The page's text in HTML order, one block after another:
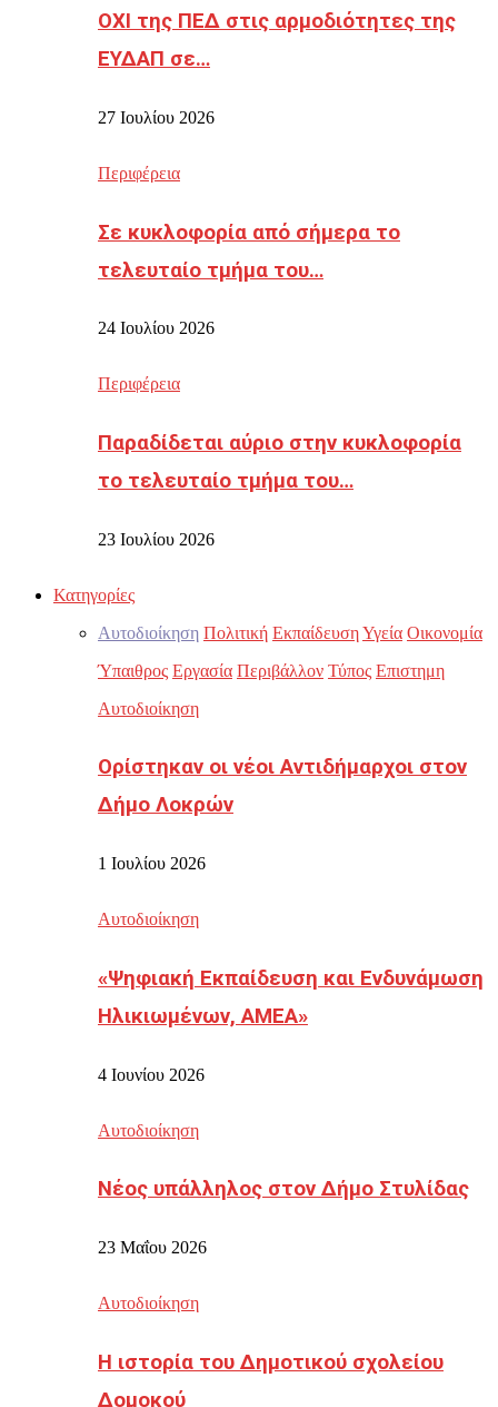
ΟΧΙ της ΠΕΔ στις αρμοδιότητες της
ΕΥΔΑΠ σε…
27 Ιουλίου 2026
Περιφέρεια
Σε κυκλοφορία από σήμερα το
τελευταίο τμήμα του…
24 Ιουλίου 2026
Περιφέρεια
Παραδίδεται αύριο στην κυκλοφορία
το τελευταίο τμήμα του…
23 Ιουλίου 2026
Κατηγορίες
Αυτοδιοίκηση Πολιτική ΕκπαίδευσηΥγεία Οικονομία
Ύπαιθρος Εργασία Περιβάλλον Τύπος Επιστημη
Αυτοδιοίκηση
Ορίστηκαν οι νέοι Αντιδήμαρχοι στον
Δήμο Λοκρών
1 Ιουλίου 2026
Αυτοδιοίκηση
«Ψηφιακή Εκπαίδευση και Ενδυνάμωση
Ηλικιωμένων, ΑΜΕΑ»
4 Ιουνίου 2026
Αυτοδιοίκηση
Νέος υπάλληλος στον Δήμο Στυλίδας
23 Μαΐου 2026
Αυτοδιοίκηση
Η ιστορία του Δημοτικού σχολείου
Δομοκού